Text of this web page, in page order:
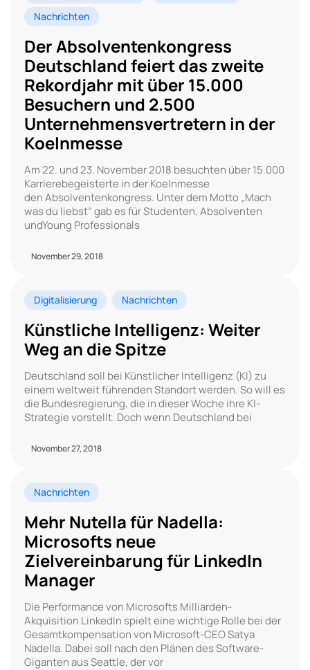
Nachrichten
Der Absolventenkongress
Deutschland feiert das zweite
Rekordjahr mit über 15.000
Besuchern und 2.500
Unternehmensvertretern in der
Koelnmesse
Am 22. und 23. November 2018 besuchten über 15.000
Karrierebegeisterte in der Koelnmesse
den Absolventenkongress. Unter dem Motto „Mach
was du liebst“ gab es für Studenten, Absolventen
undYoung Professionals
November 29, 2018
Digitalisierung Nachrichten
Künstliche Intelligenz: Weiter
Weg an die Spitze
Deutschland soll bei Künstlicher Intelligenz (KI) zu
einem weltweit führenden Standort werden. So will es
die Bundesregierung, die in dieser Woche ihre KI-
Strategie vorstellt. Doch wenn Deutschland bei
November 27, 2018
Nachrichten
Mehr Nutella für Nadella:
Microsofts neue
Zielvereinbarung für LinkedIn
Manager
Die Performance von Microsofts Milliarden-
Akquisition LinkedIn spielt eine wichtige Rolle bei der
Gesamtkompensation von Microsoft-CEO Satya
Nadella. Dabei soll nach den Plänen des Software-
Giganten aus Seattle, der vor